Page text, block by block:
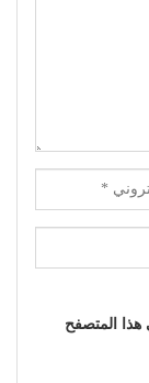
هذا المتصفح